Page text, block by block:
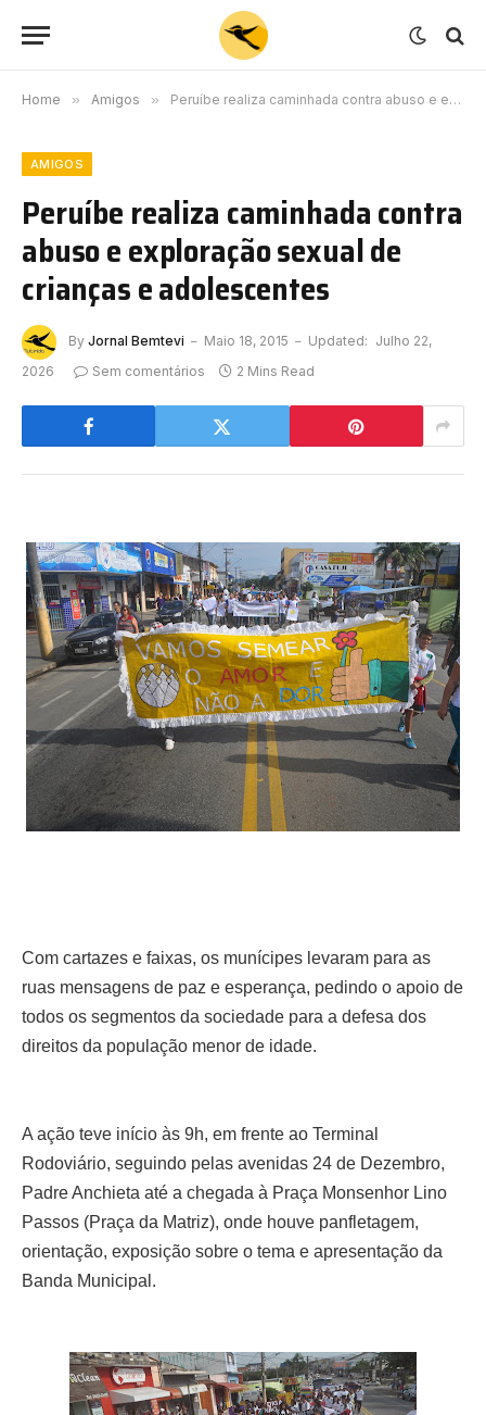
Home » Amigos » Peruíbe realiza caminhada contra abuso e exploração sexual de crianças e adolescentes
AMIGOS
Peruíbe realiza caminhada contra
abuso e exploração sexual de
crianças e adolescentes
By Jornal Bemtevi Maio 18, 2015 Updated: Julho 22,
2026
Sem comentários 2 Mins Read
Com cartazes e faixas, os munícipes levaram para as
ruas mensagens de paz e esperança, pedindo o apoio de
todos os segmentos da sociedade para a defesa dos
direitos da população menor de idade.
A ação teve início às 9h, em frente ao Terminal
Rodoviário, seguindo pelas avenidas 24 de Dezembro,
Padre Anchieta até a chegada à Praça Monsenhor Lino
Passos (Praça da Matriz), onde houve panfletagem,
orientação, exposição sobre o tema e apresentação da
Banda Municipal.